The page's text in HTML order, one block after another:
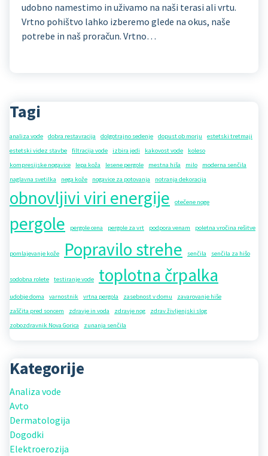
udobno namestimo in uživamo na naši terasi ali vrtu.
Vrtno pohištvo lahko izberemo glede na okus, naše
potrebe in naš proračun. Vrtno…
Tagi
analiza vode dobra restavracija dolgotrajno sedenje dopust ob morju
estetski tretmaji
estetski videz stavbe
filtracija vode izbira jedi kakovost vode
koleso
kompresijske nogavice
lepa koža lesene pergole mestna hiša milo
moderna senčila
naglavna svetilka
nega kože nogavice za potovanja notranja dekoracija
obnovljivi viri energije otečene noge
pergole pergole cena pergole za vrt podpora venam poletna vročina rešitve
pomlajevanje kože Popravilo strehe senčila senčila za hišo
sodobna rolete testiranje vode toplotna črpalka
udobje doma varnostnik vrtna pergola zasebnost v domu
zavarovanje hiše
zaščita pred soncem
zdravje in voda zdravje nog
zdrav življenjski slog
zobozdravnik Nova Gorica
zunanja senčila
Kategorije
Analiza vode
Avto
Dermatologija
Dogodki
Elektroerozija